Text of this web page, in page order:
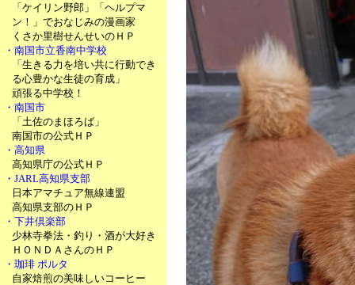
「ケイリン野郎」「ヘルプマ
ン！」でおなじみの漫画家
くさか里樹せんせいのＨＰ
・南国市立香南中学校
「生きる力を培い共に行動でき
る心豊かな生徒の育成」
頑張る中学校！
・南国市
「土佐のまほろば」
南国市の公式ＨＰ
・高知県
高知県庁の公式ＨＰ
・JARL高知県支部
日本アマチュア無線連盟
高知県支部のＨＰ
・下井倶楽部
少林寺拳法・釣り・酒が大好き
ＨＯＮＤＡさんのＨＰ
・珈琲 ポルタ
自家焙煎の美味しいコーヒー